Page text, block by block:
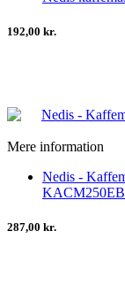
192,00 kr.
Mere information
Nedis -
287,00 kr.